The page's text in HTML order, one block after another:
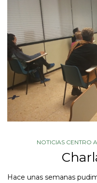
NOTICIAS CENTRO
Hace unas semanas